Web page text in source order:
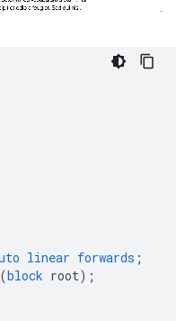
linear forwards ;
(block root);